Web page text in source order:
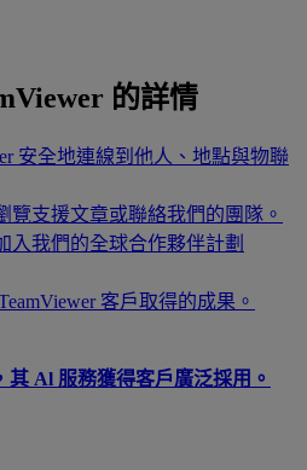
的詳情
安全地連線到他人、地點與物聯
覽支援文章或聯絡我們的團隊。
入我們的全球合作夥伴計劃
客戶取得的成果。
其 Al 服務獲得客戶廣泛採用。